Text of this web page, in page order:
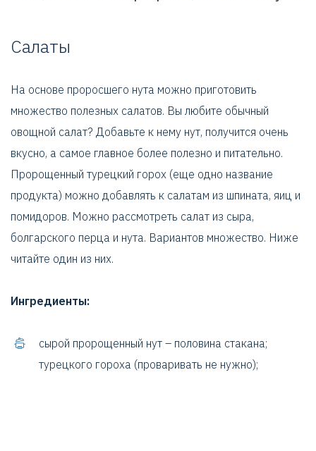
Салаты
На основе проросшего нута можно приготовить
множество полезных салатов. Вы любите обычный
овощной салат? Добавьте к нему нут, получится очень
вкусно, а самое главное более полезно и питательно.
Пророщенный турецкий горох (еще одно название
продукта) можно добавлять к салатам из шпината, яиц и
помидоров. Можно рассмотреть салат из сыра,
болгарского перца и нута. Вариантов множество. Ниже
читайте один из них.
Ингредиенты:
сырой пророщенный нут – половина стакана;
турецкого гороха (проваривать не нужно);